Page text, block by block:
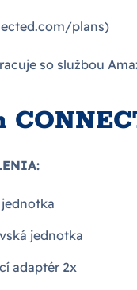
plans)
so službou
jednotka
adaptér 2x